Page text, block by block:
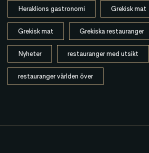
Heraklions gastronomi Grekisk mat
Grekisk mat Grekiska restauranger
Nyheter restauranger med utsikt
restauranger världen över